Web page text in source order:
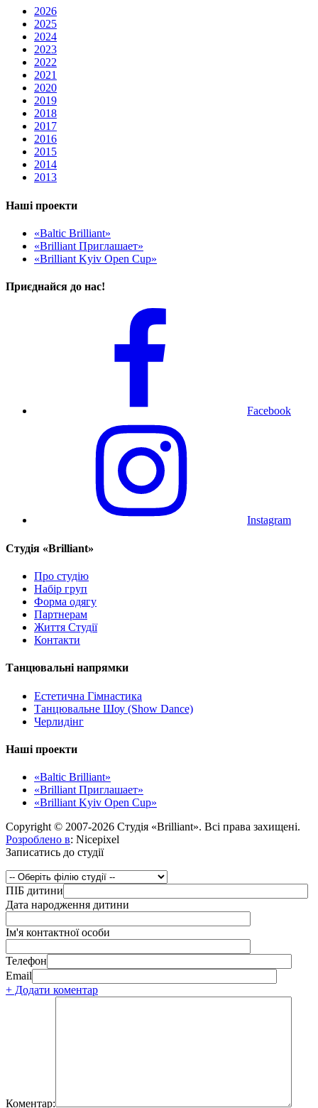
2026
2025
2024
2023
2022
2021
2020
2019
2018
2017
2016
2015
2014
2013
Наші проекти
«Baltic Brilliant»
«Brilliant Приглашает»
«Brilliant Kyiv Open Cup»
Приєднайся до нас!
Facebook
Instagram
Cтудія «Brilliant»
Про студію
Набір груп
Форма одягу
Партнерам
Життя Студії
Контакти
Танцювальні напрямки
Естетична Гімнастика
Танцювальне Шоу (Show Dance)
Черлидінг
Наші проекти
«Baltic Brilliant»
«Brilliant Приглашает»
«Brilliant Kyiv Open Cup»
Copyright © 2007-2026 Студія «Brilliant». Всі права захищені.
Розроблено в: Nicepixel
Записатись до студії
ПІБ дитини
Дата народження дитини
Ім'я контактної особи
Телефон
Email
+ Додати коментар
Коментар: